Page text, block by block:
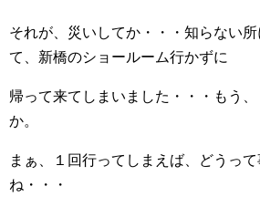
それが、災いしてか・・・知らない
て、新橋のショールーム行かずに
帰って来てしまいました・・・もう
か。
まぁ、１回行ってしまえば、どうっ
ね・・・